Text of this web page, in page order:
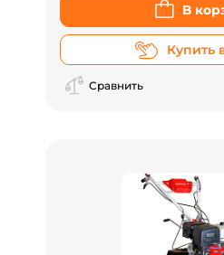
В
Купить
Сравнить